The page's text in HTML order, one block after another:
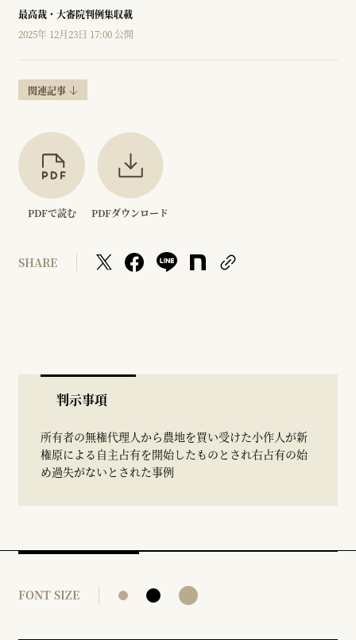
最高裁・大審院判例集収載
2025年 12月23日 17:00 公開
関連記事
PDFで読む PDFダウンロード
SHARE
判示事項
所有者の無権代理人から農地を買い受けた小作人が新
権原による自主占有を開始したものとされ右占有の始
め過失がないとされた事例
FONT SIZE